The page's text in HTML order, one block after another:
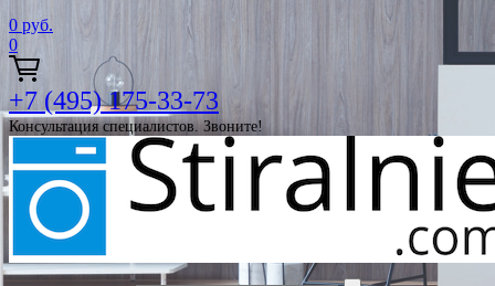
0 руб.
0
+7 (495) 175-33-73
Консультация специалистов. Звоните!